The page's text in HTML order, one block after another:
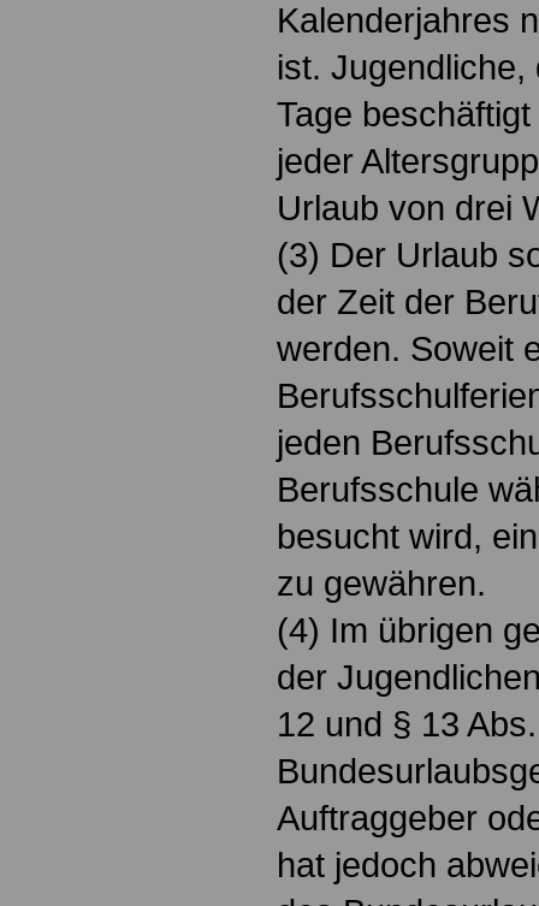
Kalenderjahres
ist.
Tage
jeder
Urlaub von drei
(3) Der Urlaub
der Zeit der
werden. Soweit
jeden
Berufsschule
besucht wird,
zu gewähren.
(4) Im übrigen
der
12 und § 13
Auftraggeber
hat jedoch